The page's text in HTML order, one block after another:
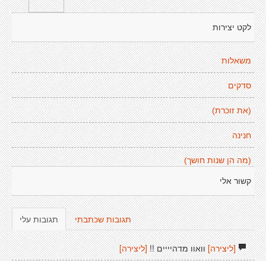
לקט יצירות
משאלות
סדקים
(את זוכרת)
חנינה
(מה הן שנות חושך)
קשור אלי
תגובות עלי תגובות שכתבתי
[ליצירה]וואוו מדהיייים !![ליצירה]